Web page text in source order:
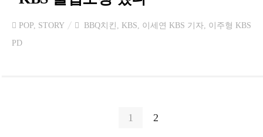
POP, STORY BBQ치킨 , KBS, 이세연 KBS 기자, 이주형 KBS
PD
1 2